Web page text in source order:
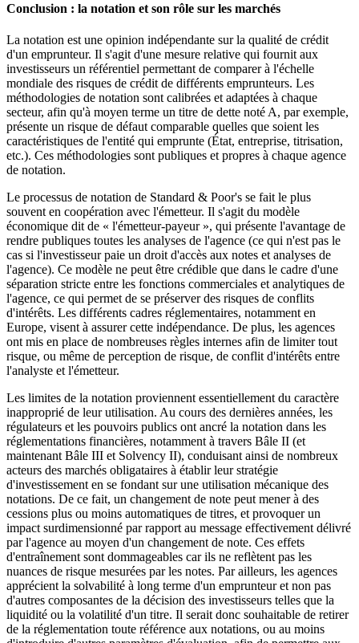
Conclusion : la notation et son rôle sur les marchés
La notation est une opinion indépendante sur la qualité de crédit
d'un emprunteur. Il s'agit d'une mesure relative qui fournit aux
investisseurs un référentiel permettant de comparer à l'échelle
mondiale des risques de crédit de différents emprunteurs. Les
méthodologies de notation sont calibrées et adaptées à chaque
secteur, afin qu'à moyen terme un titre de dette noté A, par exemple,
présente un risque de défaut comparable quelles que soient les
caractéristiques de l'entité qui emprunte (État, entreprise, titrisation,
etc.). Ces méthodologies sont publiques et propres à chaque agence
de notation.
Le processus de notation de Standard & Poor's se fait le plus
souvent en coopération avec l'émetteur. Il s'agit du modèle
économique dit de « l'émetteur-payeur », qui présente l'avantage de
rendre publiques toutes les analyses de l'agence (ce qui n'est pas le
cas si l'investisseur paie un droit d'accès aux notes et analyses de
l'agence). Ce modèle ne peut être crédible que dans le cadre d'une
séparation stricte entre les fonctions commerciales et analytiques de
l'agence, ce qui permet de se préserver des risques de conflits
d'intérêts. Les différents cadres réglementaires, notamment en
Europe, visent à assurer cette indépendance. De plus, les agences
ont mis en place de nombreuses règles internes afin de limiter tout
risque, ou même de perception de risque, de conflit d'intérêts entre
l'analyste et l'émetteur.
Les limites de la notation proviennent essentiellement du caractère
inapproprié de leur utilisation. Au cours des dernières années, les
régulateurs et les pouvoirs publics ont ancré la notation dans les
réglementations financières, notamment à travers Bâle II (et
maintenant Bâle III et Solvency II), conduisant ainsi de nombreux
acteurs des marchés obligataires à établir leur stratégie
d'investissement en se fondant sur une utilisation mécanique des
notations. De ce fait, un changement de note peut mener à des
cessions plus ou moins automatiques de titres, et provoquer un
impact surdimensionné par rapport au message effectivement délivré
par l'agence au moyen d'un changement de note. Ces effets
d'entraînement sont dommageables car ils ne reflètent pas les
nuances de risque mesurées par les notes. Par ailleurs, les agences
apprécient la solvabilité à long terme d'un emprunteur et non pas
d'autres composantes de la décision des investisseurs telles que la
liquidité ou la volatilité d'un titre. Il serait donc souhaitable de retirer
de la réglementation toute référence aux notations, ou au moins